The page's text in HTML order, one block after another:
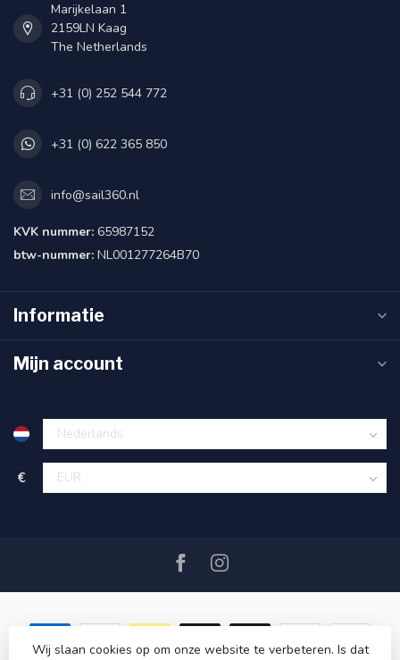
Marijkelaan 1
2159LN Kaag
The Netherlands
+31 (0) 252 544 772
+31 (0) 622 365 850
info@sail360.nl
KVK nummer: 65987152
btw-nummer: NL001277264B70
Informatie
Mijn account
€
Wij slaan cookies op om onze website te verbeteren. Is dat